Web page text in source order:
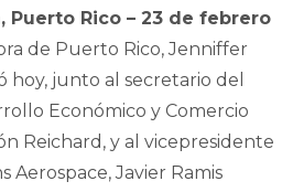
Puerto Rico – 23 de febrero
de Puerto Rico, Jenniffer
hoy, junto al secretario del
Económico y Comercio
Reichard, y al vicepresidente
Aerospace, Javier Ramis